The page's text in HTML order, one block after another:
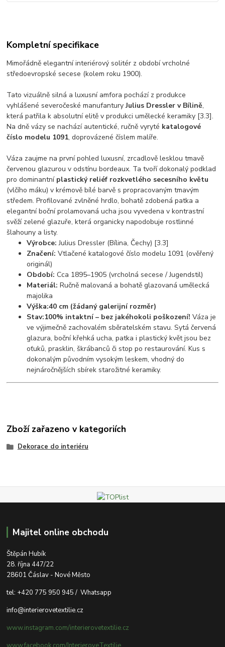
Kompletní specifikace
Mimořádně elegantní interiérový solitér z období vrcholné
středoevropské secese (kolem roku 1900).
Tato vizuálně silná a luxusní amfora pochází z produkce
vyhlášené severočeské manufanturyJulius Dressler v Bílině,
která patřila k absolutní elitě v produkci umělecké keramiky [3.3].
Na dně vázy se nachází autentické, ručně vyryté katalogové
číslo modelu 1091, doprovázené číslem malíře.
Váza zaujme na první pohled luxusní, zrcadlově lesklou tmavě
červenou glazurou v odstínu bordeaux. Ta tvoří dokonalý podklad
pro dominantní plastický reliéf rozkvetlého secesního květu
(vlčího máku) v krémově bílé barvě s propracovaným tmavým
středem. Profilované zvlněné hrdlo, bohatě zdobená patka a
elegantní boční prolamovaná ucha jsou vyvedena v kontrastní
svěží zelené glazuře, která organicky napodobuje rostlinné
šlahouny a listy.
Výrobce: Julius Dressler (Bílina, Čechy) [3.3]
Značení: Vtlačené katalogové číslo modelu 1091 (ověřený
originál)
Období: Cca 1895–1905 (vrcholná secese / Jugendstil)
Materiál: Ručně malovaná a bohatě glazovaná umělecká
majolika
Výška:40 cm (žádaný galerijní rozměr)
Stav:100% intaktní – bez jakéhokoli poškození! Váza je
ve výjimečně zachovalém sběratelském stavu. Sytá červená
glazura, boční křehká ucha, patka i plastický květ jsou bez
oťuků, prasklin, škrábanců či stop po restaurování. Kus s
dokonalým původním vysokým leskem, vhodný do
nejnáročnějších sbírek starožitné keramiky.
Zboží zařazeno v kategoriích
Dekorace do interiéru
Majitel online obchodu
Štěpán Hubík
28. října 447/22
28601 Čáslav - Nové Město
tel: +420 775 950 945 / Whatsapp
info@interierovetextilie.cz
www.instagram.com/interierovetextilie.cz